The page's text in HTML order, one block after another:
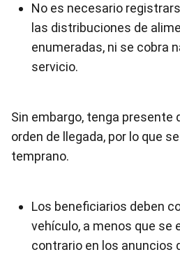
No es necesario
las distribuciones de
enumeradas, ni se cobra
servicio.
Sin embargo, tenga presente
orden de llegada, por lo que
temprano.
Los beneficiarios deben
vehículo, a menos que se
contrario en los anuncios